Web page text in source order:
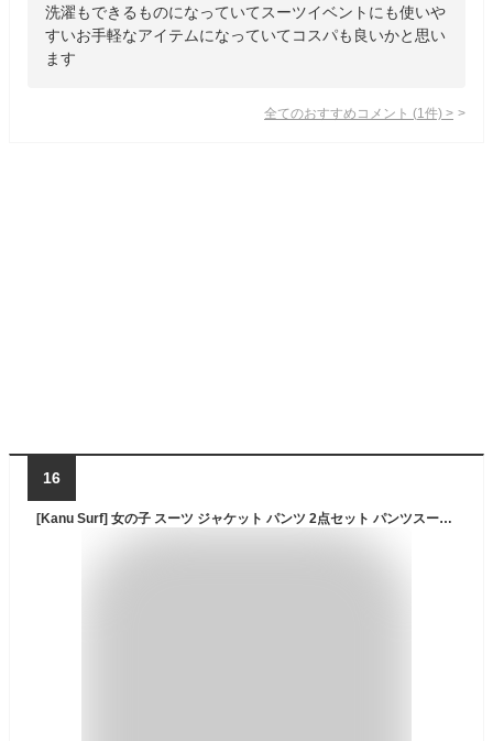
洗濯もできるものになっていてスーツイベントにも使いや
すいお手軽なアイテムになっていてコスパも良いかと思い
ます
全てのおすすめコメント (1 件) >
16
[Kanu Surf] 女の子 スーツ ジャケット パンツ 2点セット パンツスーツ 子供服 フォーマルウェア ゆったり カジュアルスーツ 韓国 卒業式 入学式 七五三 発表会 お受験 冠婚葬祭 ジュニア (ブラック,160)